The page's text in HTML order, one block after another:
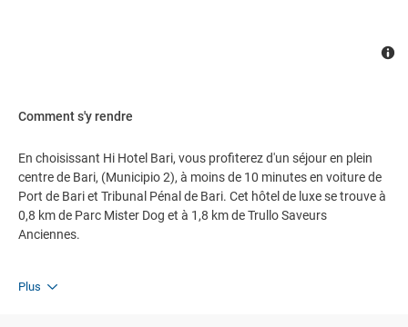
Comment s'y rendre
En choisissant Hi Hotel Bari, vous profiterez d'un séjour en plein
centre de Bari, (Municipio 2), à moins de 10 minutes en voiture de
Port de Bari et Tribunal Pénal de Bari. Cet hôtel de luxe se trouve à
0,8 km de Parc Mister Dog et à 1,8 km de Trullo Saveurs
Anciennes.
Plus